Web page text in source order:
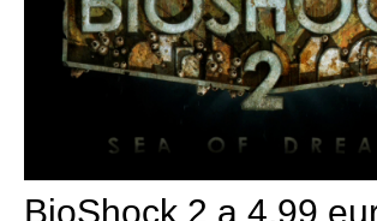
BioShock 2 a 4,99